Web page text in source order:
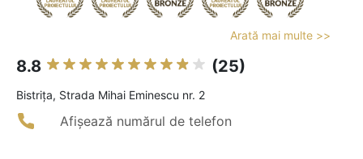
Arată mai multe >>
8.8 (25)
Bistriţa, Strada Mihai Eminescu nr. 2
Afișează numărul de telefon